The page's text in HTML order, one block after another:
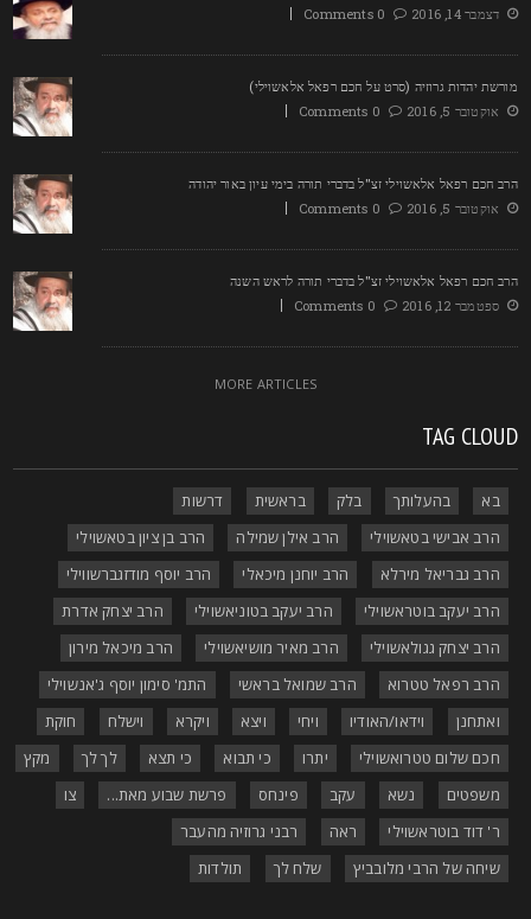
דצמבר 14, 2016
0 Comments
יהדות גרוזיה (סרט על חכם רפאל אלאשוילי)
אוקטובר 5, 2016
0 Comments
חכם רפאל אלאשוילי זצ"ל בדברי תורה בימי עיון באור יהודה
אוקטובר 5, 2016
0 Comments
חכם רפאל אלאשוילי זצ"ל בדברי תורה לראש השנה
ספטמבר 12, 2016
0 Comments
MORE ARTICLES
TAG
בא בהעלותך בלק בראשית
דרשות
הרב אבישי בטאשוילי
הרב אילן שמילה
הרב בן ציון בטאשוילי
הרב גבריאל מירלא
הרב יוחנן מיכאלי
הרב יוסף מודזגברשווילי
הרב יעקב בוטראשוילי
הרב יעקב בטוניאשוילי
הרב יצחק אדרת
הרב יצחק גגולאשוילי
הרב מאיר מושיאשוילי
הרב מיכאל מירון
הרב רפאל טטרוא
הרב שמואל בראשי
התמ' סימון יוסף ג'אנשוילי
ואתחנן
וידאו/האודיו ויחי ויצא ויקרא וישלח
חוקת
חכם שלום טטרואשוילי
יתרו כי תבוא כי תצא לך לך
מקץ
משפטים
נשא עקב פינחס פרשת שבוע מאת...
ר' דוד בוטראשוילי
ראה
רבני גרוזיה מהעבר
שיחה של הרבי מלובביץ
שלח לך תולדות